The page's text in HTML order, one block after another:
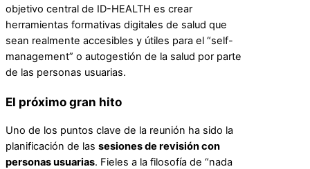
objetivo central de ID-HEALTH es crear
herramientas formativas digitales de salud que
sean realmente accesibles y útiles para el “self-
management” o autogestión de la salud por parte
de las personas usuarias.
El próximo gran hito
Uno de los puntos clave de la reunión ha sido la
planificación de las sesiones de revisión con
personas usuarias. Fieles a la filosofía de “nada